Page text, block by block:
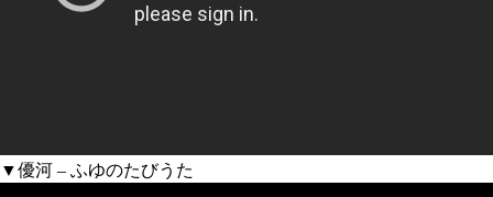
▼優河 – ふゆのたびうた